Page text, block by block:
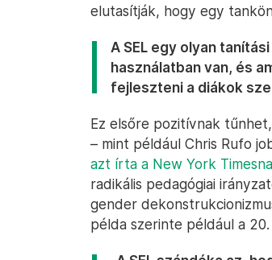
elutasítják, hogy egy
A SEL egy olyan
használatban van, és
fejleszteni a diákok
Ez elsőre pozitívnak
– mint például Chris Rufo
azt írta a New York
radikális pedagógiai
gender
példa szerinte például a